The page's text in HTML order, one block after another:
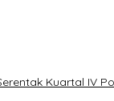
Kuartal IV